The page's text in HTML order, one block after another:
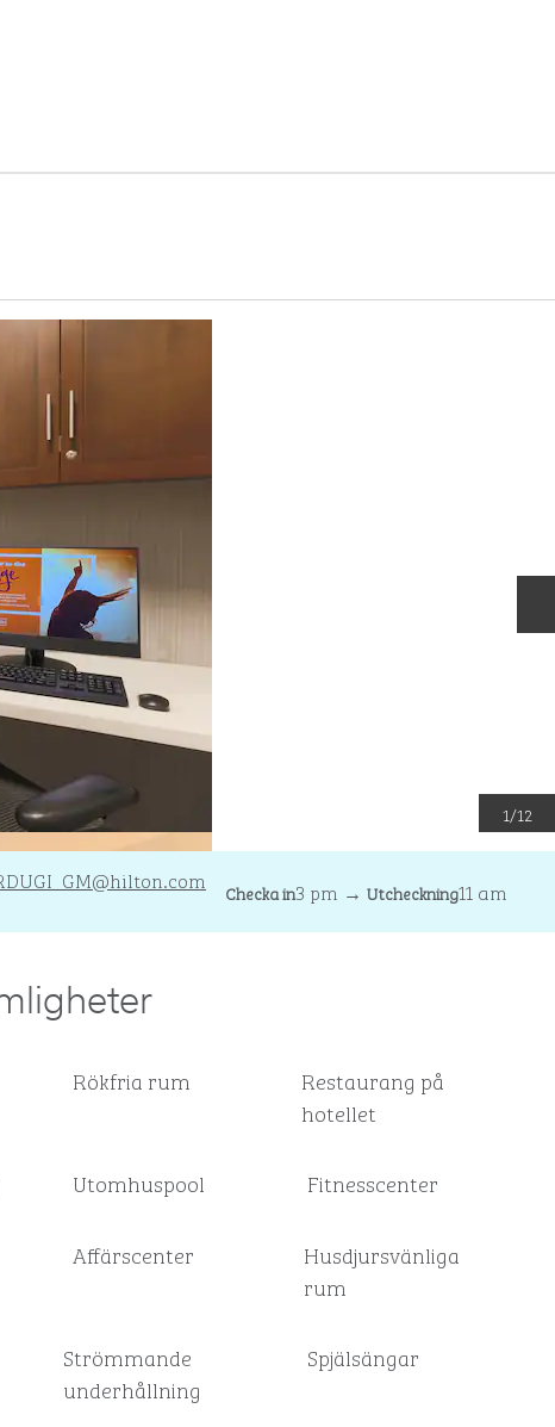
1/12
@hilton.com Checka in3 pm → Utcheckning11 am
Rökfria rum
Restaurang på
hotellet
Utomhuspool Fitnesscenter
Affärscenter
Husdjursvänliga
rum
Strömmande
underhållning
Spjälsängar